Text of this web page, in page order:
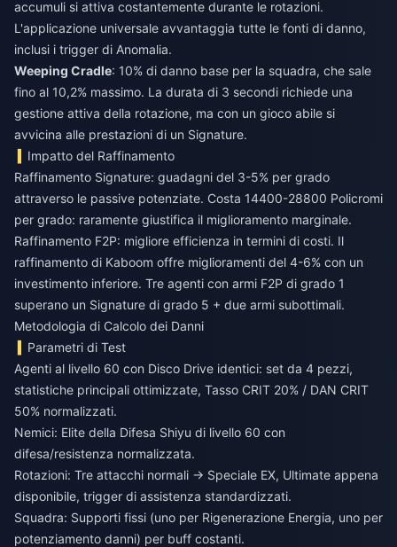
accumuli si attiva costantemente durante le rotazioni.
L'applicazione universale avvantaggia tutte le fonti di danno,
inclusi i trigger di Anomalia.
Weeping Cradle: 10% di danno base per la squadra, che sale
fino al 10,2% massimo. La durata di 3 secondi richiede una
gestione attiva della rotazione, ma con un gioco abile si
avvicina alle prestazioni di un Signature.
Impatto del Raffinamento
Raffinamento Signature: guadagni del 3-5% per grado
attraverso le passive potenziate. Costa 14400-28800 Policromi
per grado: raramente giustifica il miglioramento marginale.
Raffinamento F2P: migliore efficienza in termini di costi. Il
raffinamento di Kaboom offre miglioramenti del 4-6% con un
investimento inferiore. Tre agenti con armi F2P di grado 1
superano un Signature di grado 5 + due armi subottimali.
Metodologia di Calcolo dei Danni
Parametri di Test
Agenti al livello 60 con Disco Drive identici: set da 4 pezzi,
statistiche principali ottimizzate, Tasso CRIT 20% / DAN CRIT
50% normalizzati.
Nemici: Elite della Difesa Shiyu di livello 60 con
difesa/resistenza normalizzata.
Rotazioni: Tre attacchi normali → Speciale EX, Ultimate appena
disponibile, trigger di assistenza standardizzati.
Squadra: Supporti fissi (uno per Rigenerazione Energia, uno per
potenziamento danni) per buff costanti.